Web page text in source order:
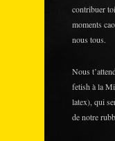
contribuer
moments
nous tous.
Nous
fetish à la
latex), qui
de notre